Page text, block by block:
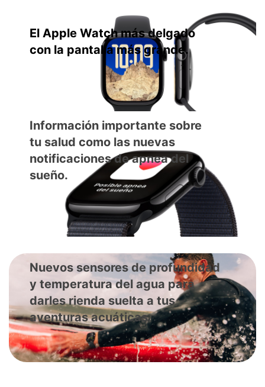
El Apple Watch más delgado
con la pantalla más grande.
Información importante sobre
tu salud como las nuevas
notificaciones de apnea del
sueño.
Nuevos sensores de profundidad
y temperatura del agua para
darles rienda suelta a tus
aventuras acuáticas.